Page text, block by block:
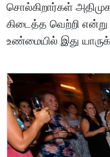
சொல்கிறார்கள்
கிடைத்த வெற்றி
உண்மையில் இது